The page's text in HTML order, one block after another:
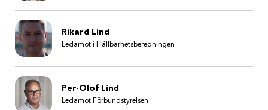
Rikard Lind
Ledamot i Hållbarhetsberedningen
Per-Olof Lind
Ledamot Förbundstyrelsen